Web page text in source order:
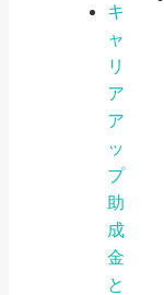
キ
ャ
リ
ア
ア
ッ
プ
助
成
金
と